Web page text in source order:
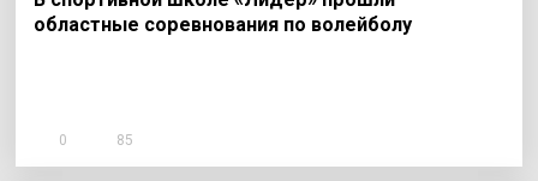
областные соревнования по волейболу
0 85